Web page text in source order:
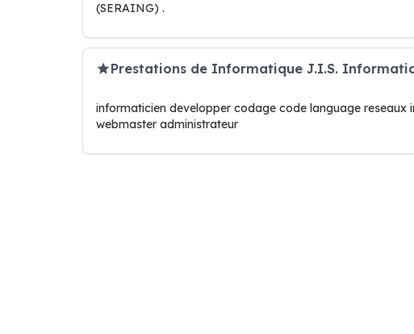
(SERAING) .
Prestations de Informatique J.I.S.
informaticien developper codage code language
webmaster administrateur